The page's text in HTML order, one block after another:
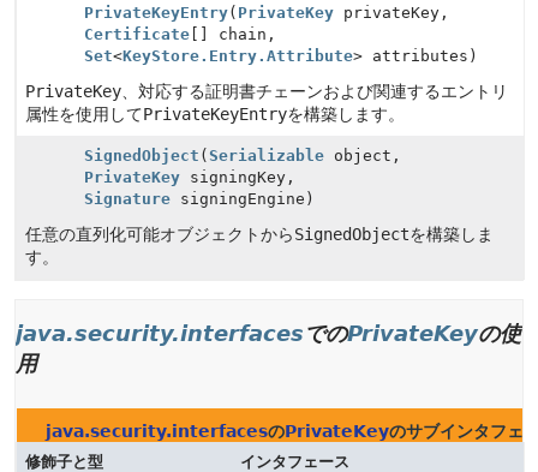
PrivateKeyEntry( PrivateKey privateKey,
Certificate [] chain,
Set<KeyStore.Entry.Attribute> attributes)
PrivateKey 、対応する証明書チェーンおよび関連するエントリ
属性を使用してPrivateKeyEntryを構築します。
SignedObject ( Serializable object,
PrivateKey signingKey,
Signature signingEngine)
任意の直列化可能オブジェクトからSignedObjectを構築しま
す。
java.security.interfacesでのPrivateKeyの使
用
java.security.interfacesのPrivateKeyのサブインタフェ
修飾子と型 インタフェース